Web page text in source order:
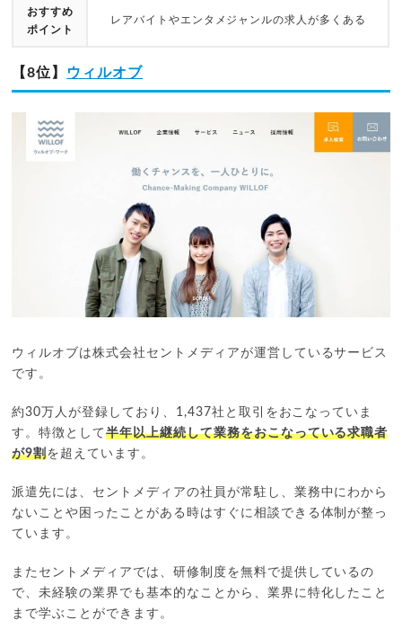
おすすめ
ポイント
レアバイトやエンタメジャンルの求人が多くある
【8位】 ウィルオブ
ウィルオブは株式会社セントメディアが運営しているサービス
です。
約30万人が登録しており、1,437社と取引をおこなっていま
す。特徴として半年以上継続して業務をおこなっている求職者
が9割を超えています。
派遣先には、セントメディアの社員が常駐し、業務中にわから
ないことや困ったことがある時はすぐに相談できる体制が整っ
ています。
またセントメディアでは、研修制度を無料で提供しているの
で、未経験の業界でも基本的なことから、業界に特化したこと
まで学ぶことができます。